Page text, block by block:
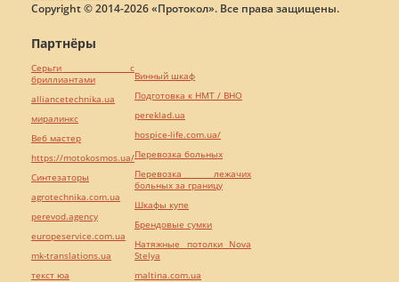
Copyright © 2014-2026 «Протокол». Все права защищены.
Партнёры
Серьги с
бриллиантами
alliancetechnika.ua
миралинкс
Веб мастер
https://motokosmos.ua/
Синтезаторы
agrotechnika.com.ua
perevod.agency
europeservice.com.ua
mk-translations.ua
текст юа
Винный шкаф
Подготовка к НМТ / ВНО
pereklad.ua
hospice-life.com.ua/
Перевозка больных
Перевозка лежачих
больных за границу
Шкафы купе
Брендовые сумки
Натяжные потолки Nova
Stelya
maltina.com.ua